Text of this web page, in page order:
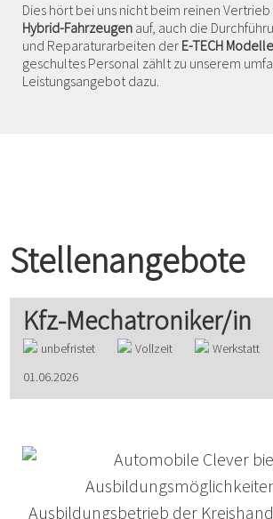
Dies hört bei uns nicht beim reinen Vertrieb
Hybrid-Fahrzeugen auf, auch die
und Reparaturarbeiten der E-TECH Modelle
geschultes Personal zählt zu unserem
Leistungsangebot dazu.
Stellenangebote
Kfz-Mechatroniker/in
unbefristet Vollzeit
Werkstatt
01.06.2026